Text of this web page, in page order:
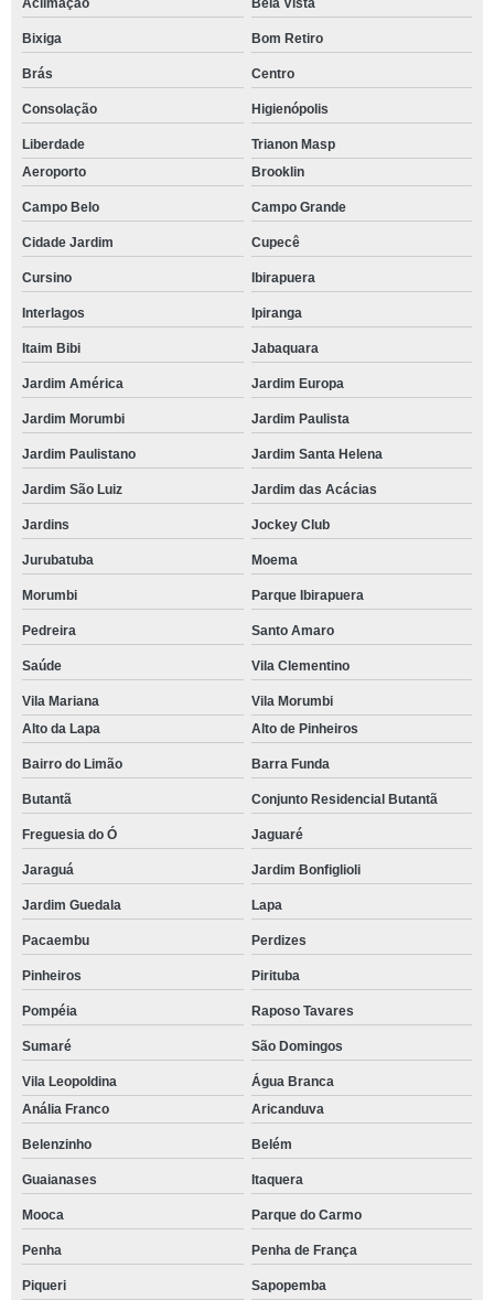
Aclimação Bela Vista
Bixiga Bom Retiro
Brás Centro
Consolação Higienópolis
Liberdade
Trianon Masp
Aeroporto
Brooklin
Campo Belo Campo Grande
Cidade Jardim Cupecê
Cursino Ibirapuera
Interlagos Ipiranga
Itaim Bibi Jabaquara
Jardim América Jardim Europa
Jardim Morumbi Jardim Paulista
Jardim Paulistano Jardim Santa Helena
Jardim São Luiz Jardim das Acácias
Jardins Jockey Club
Jurubatuba Moema
Morumbi Parque Ibirapuera
Pedreira Santo Amaro
Saúde Vila Clementino
Vila Mariana
Vila Morumbi
Alto da Lapa
Alto de Pinheiros
Bairro do Limão Barra Funda
Butantã Conjunto Residencial Butantã
Freguesia do Ó Jaguaré
Jaraguá Jardim Bonfiglioli
Jardim Guedala Lapa
Pacaembu Perdizes
Pinheiros Pirituba
Pompéia Raposo Tavares
Sumaré São Domingos
Vila Leopoldina
Água Branca
Anália Franco
Aricanduva
Belenzinho Belém
Guaianases Itaquera
Mooca Parque do Carmo
Penha Penha de França
Piqueri Sapopemba